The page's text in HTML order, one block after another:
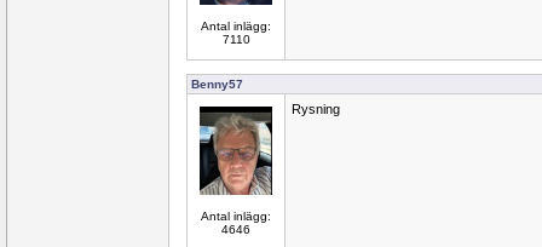
Antal inlägg:
7110
Benny57
Antal inlägg:
4646
Rysning